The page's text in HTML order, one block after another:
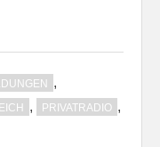
,
, PRIVATRADIO ,